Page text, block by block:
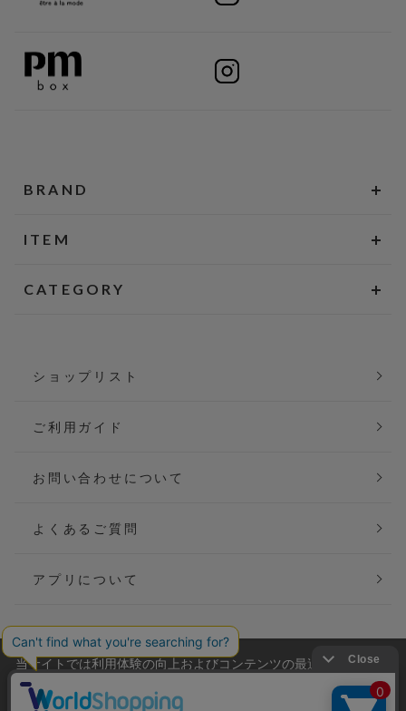
BRAND
ITEM
CATEGORY
ショップリスト
ご利用ガイド
お問い合わせについて
よくあるご質問
アプリについて
会社概要
ご利用規約
当サイトでは利用体験の向上およびコンテンツの最適な提供、ト
ラフィックの分析を目的としてCookieを使用しています。
サイトの閲覧を継続された場合、Cookieの利用に同意したことも